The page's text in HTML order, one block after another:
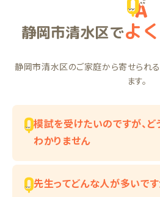
静岡市清水区でよ
静岡市清水区のご家庭から寄せられ
ます。
模試を受けたいのですが、
わかりません
先生ってどんな人が多いです